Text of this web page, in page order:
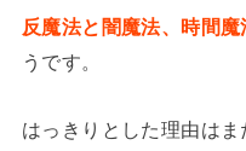
反魔法と闇魔法、時間
うです。
はっきりとした理由は